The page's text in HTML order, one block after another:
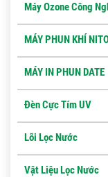
Máy Ozone Công
MÁY PHUN KHÍ
MÁY IN PHUN DATE
Đèn Cực Tím UV
Lõi Lọc Nước
Vật Liệu Lọc Nước